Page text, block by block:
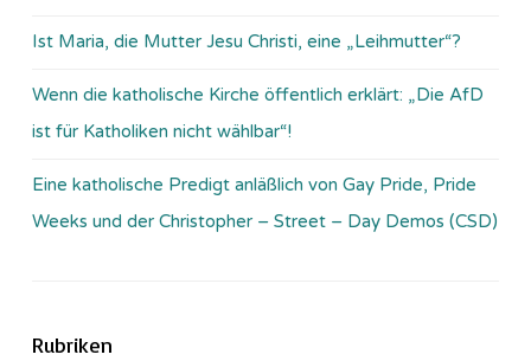
Ist Maria, die Mutter Jesu Christi, eine „Leihmutter“?
Wenn die katholische Kirche öffentlich erklärt: „Die AfD
ist für Katholiken nicht wählbar“!
Eine katholische Predigt anläßlich von Gay Pride, Pride
Weeks und der Christopher – Street – Day Demos (CSD)
Rubriken